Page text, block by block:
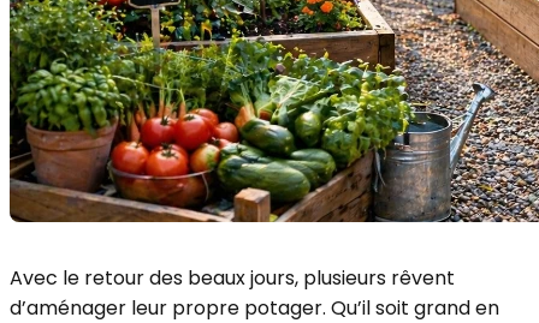
Avec le retour des beaux jours, plusieurs rêvent
d’aménager leur propre potager. Qu’il soit grand en